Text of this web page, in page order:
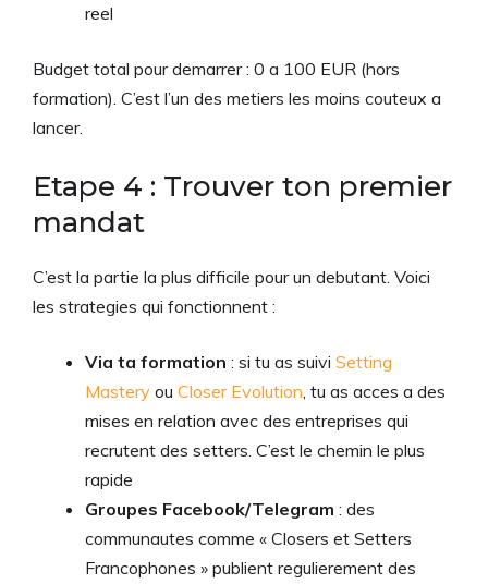
reel
Budget total pour demarrer : 0 a 100 EUR (hors
formation). C’est l’un des metiers les moins couteux a
lancer.
Etape 4 : Trouver ton premier
mandat
C’est la partie la plus difficile pour un debutant. Voici
les strategies qui fonctionnent :
Via ta formation : si tu as suivi Setting
Mastery ou Closer Evolution , tu as acces a des
mises en relation avec des entreprises qui
recrutent des setters. C’est le chemin le plus
rapide
Groupes Facebook/Telegram : des
communautes comme « Closers et Setters
Francophones » publient regulierement des